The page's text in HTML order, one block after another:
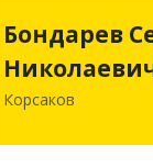
Бондарев
Корсаков